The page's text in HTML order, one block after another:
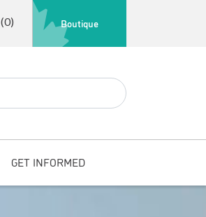
(0) Boutique
GET INFORMED